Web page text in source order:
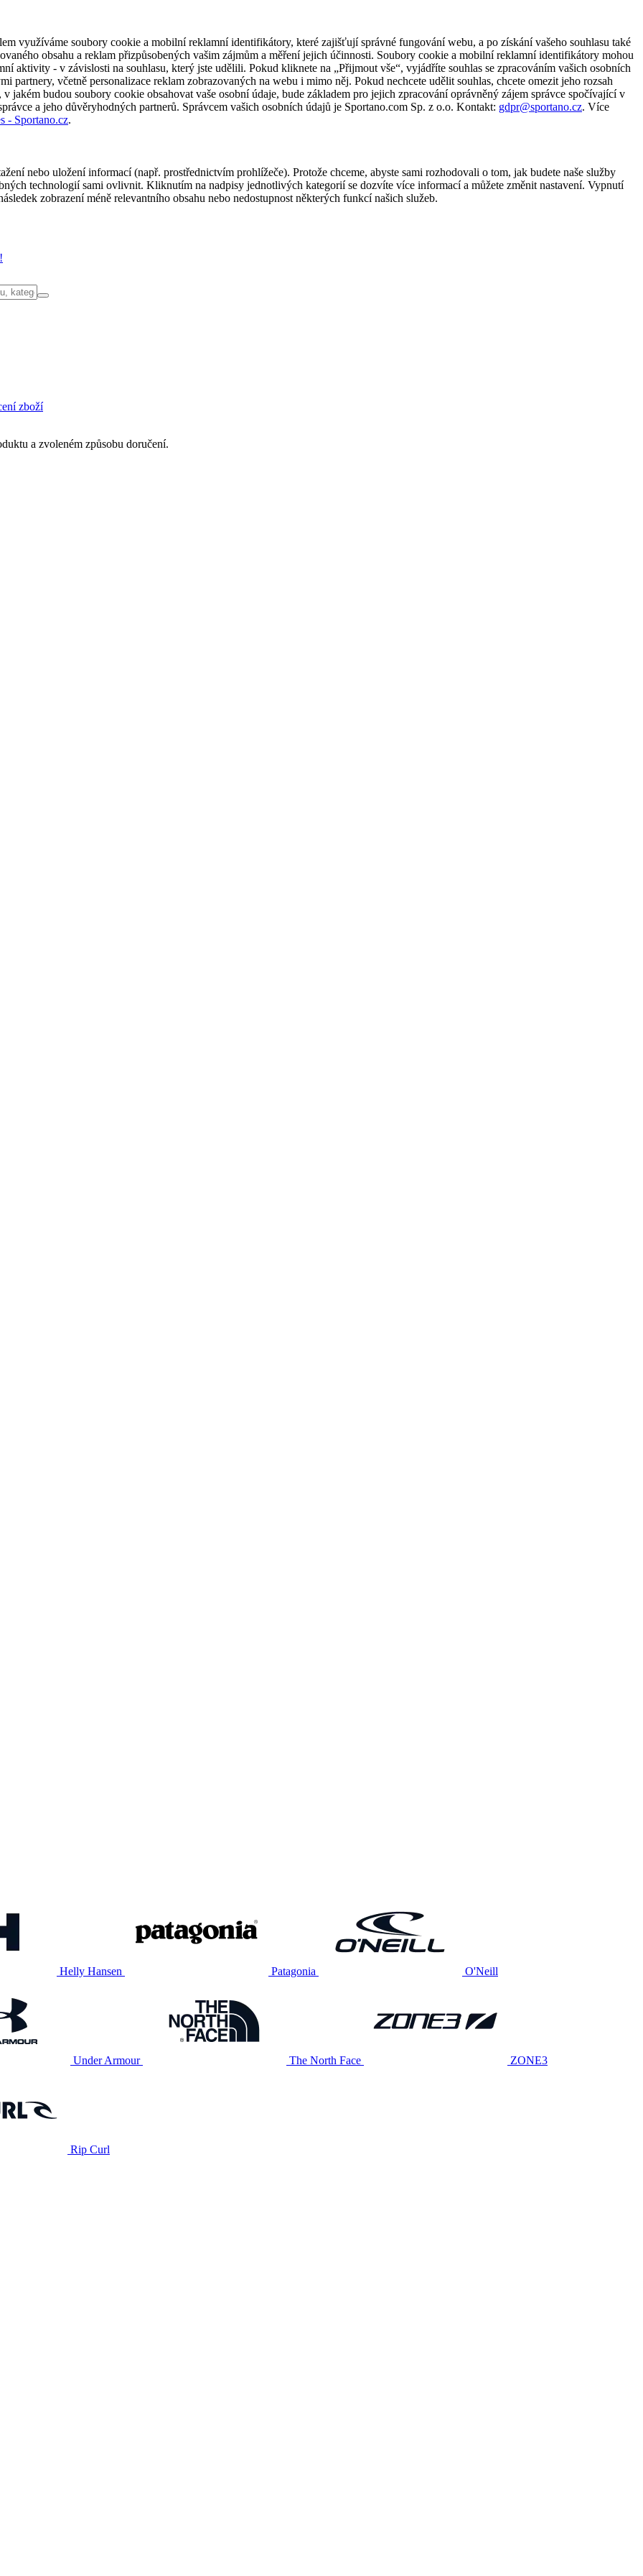
využíváme soubory cookie a mobilní reklamní identifikátory, které zajišťují správné fungování webu, a po získání vašeho souhlasu také
obsahu a reklam přizpůsobených vašim zájmům a měření jejich účinnosti. Soubory cookie a mobilní reklamní identifikátory mohou
aktivity - v závislosti na souhlasu, který jste udělili. Pokud kliknete na „Přijmout vše“, vyjádříte souhlas se zpracováním vašich osobních
včetně personalizace reklam zobrazovaných na webu i mimo něj. Pokud nechcete udělit souhlas, chcete omezit jeho rozsah
jakém budou soubory cookie obsahovat vaše osobní údaje, bude základem pro jejich zpracování oprávněný zájem správce spočívající v
a jeho důvěryhodných partnerů. Správcem vašich osobních údajů je Sportano.com Sp. z o.o. Kontakt: gdpr@sportano.cz. Více
- Sportano.cz.
nebo uložení informací (např. prostřednictvím prohlížeče). Protože chceme, abyste sami rozhodovali o tom, jak budete naše služby
technologií sami ovlivnit. Kliknutím na nadpisy jednotlivých kategorií se dozvíte více informací a můžete změnit nastavení. Vypnutí
zobrazení méně relevantního obsahu nebo nedostupnost některých funkcí našich služeb.
zboží
a zvoleném způsobu doručení.
Helly Hansen Patagonia O'Neill
Under Armour The North Face ZONE3
Rip Curl